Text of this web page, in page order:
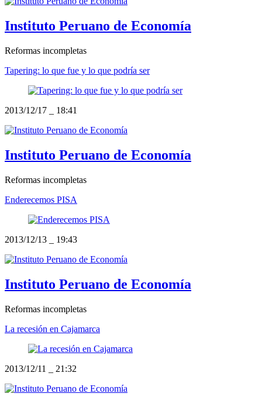
Instituto Peruano de Economía
Reformas incompletas
Tapering: lo que fue y lo que podría ser
2013/12/17 18:41
Instituto Peruano de Economía
Reformas incompletas
Enderecemos PISA
2013/12/13 19:43
Instituto Peruano de Economía
Reformas incompletas
La recesión en Cajamarca
2013/12/11 21:32